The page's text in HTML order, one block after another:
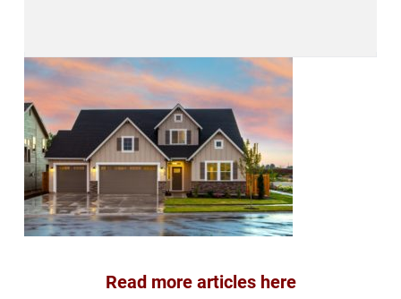
Read more articles here